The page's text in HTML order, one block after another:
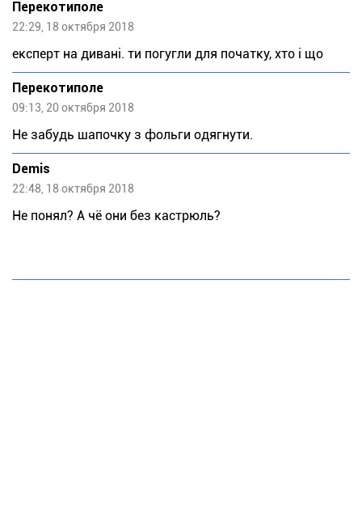
Перекотиполе
22:29, 18 октября 2018
експерт на дивані. ти погугли для початку, хто і що
Перекотиполе
09:13, 20 октября 2018
Не забудь шапочку з фольги одягнути.
Demis
22:48, 18 октября 2018
Не понял? А чё они без кастрюль?